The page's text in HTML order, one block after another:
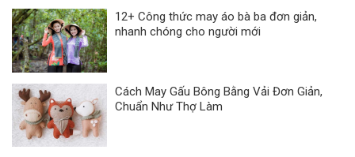
12+ Công thức may áo bà ba đơn giản,
nhanh chóng cho người mới
Cách May Gấu Bông Bằng Vải Đơn Giản,
Chuẩn Như Thợ Làm